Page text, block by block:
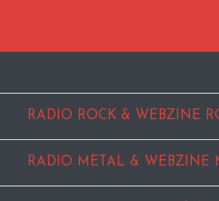
RADIO ROCK & WEBZINE
RADIO METAL & WEBZINE